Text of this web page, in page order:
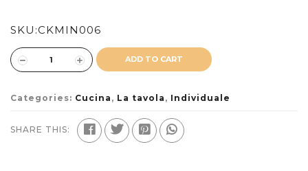
SKU:CKMIN006
ADD TO CART
Categories: Cucina , La tavola , Individuale
SHARE THIS: